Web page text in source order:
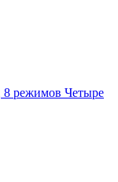
8 режимов Четыре